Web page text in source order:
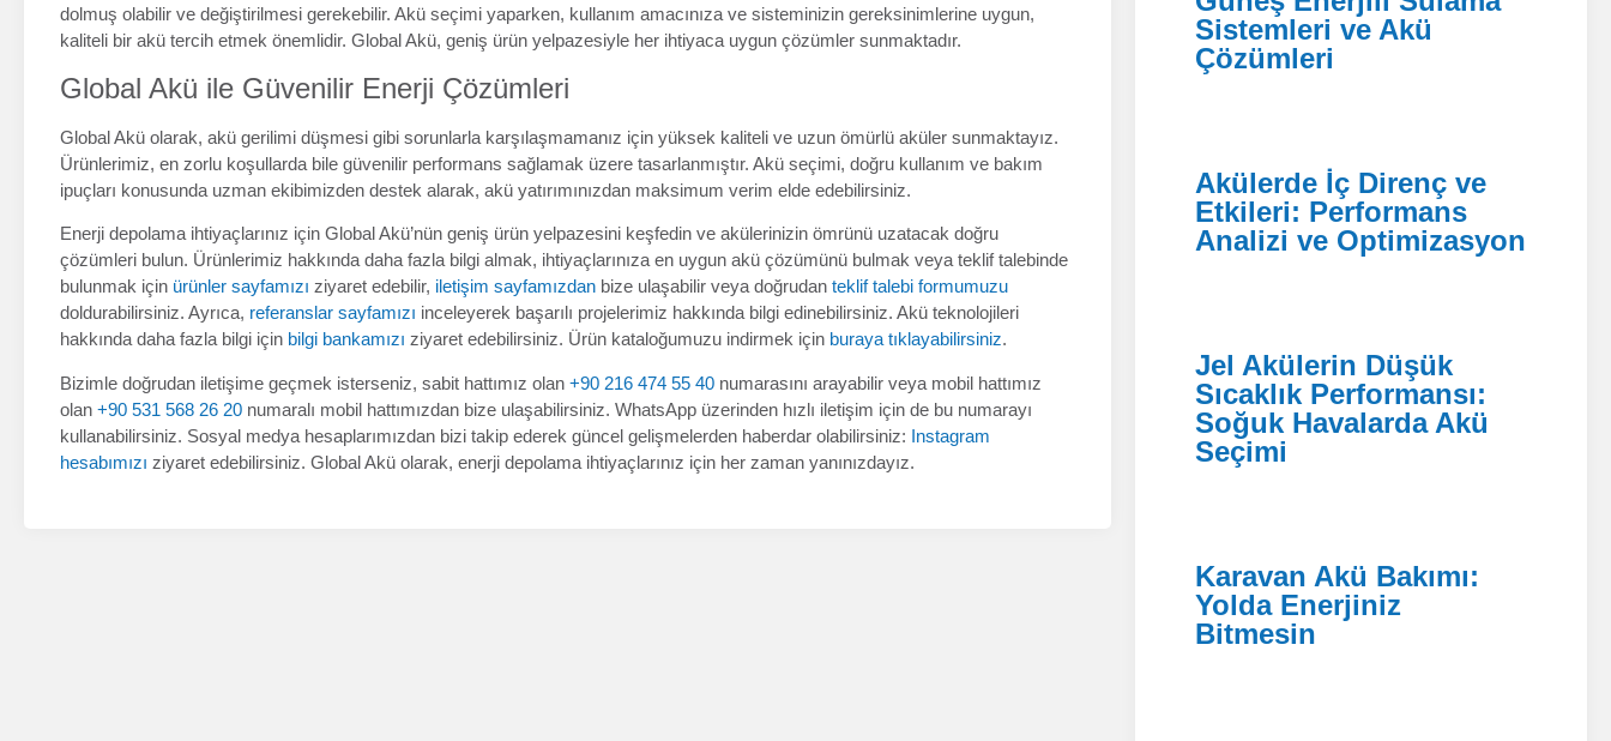
dolmuş olabilir ve değiştirilmesi gerekebilir. Akü seçimi yaparken, kullanım amacınıza ve sisteminizin gereksinimlerine uygun,
kaliteli bir akü tercih etmek önemlidir. Global Akü, geniş ürün yelpazesiyle her ihtiyaca uygun çözümler sunmaktadır.
Global Akü ile Güvenilir Enerji Çözümleri
Global Akü olarak, akü gerilimi düşmesi gibi sorunlarla karşılaşmamanız için yüksek kaliteli ve uzun ömürlü aküler sunmaktayız.
Ürünlerimiz, en zorlu koşullarda bile güvenilir performans sağlamak üzere tasarlanmıştır. Akü seçimi, doğru kullanım ve bakım
ipuçları konusunda uzman ekibimizden destek alarak, akü yatırımınızdan maksimum verim elde edebilirsiniz.
Enerji depolama ihtiyaçlarınız için Global Akü’nün geniş ürün yelpazesini keşfedin ve akülerinizin ömrünü uzatacak doğru
çözümleri bulun. Ürünlerimiz hakkında daha fazla bilgi almak, ihtiyaçlarınıza en uygun akü çözümünü bulmak veya teklif talebinde
bulunmak için ürünler sayfamızı ziyaret edebilir, iletişim sayfamızdan bize ulaşabilir veya doğrudan teklif talebi formumuzu
doldurabilirsiniz. Ayrıca, referanslar sayfamızı inceleyerek başarılı projelerimiz hakkında bilgi edinebilirsiniz. Akü teknolojileri
hakkında daha fazla bilgi için bilgi bankamızı ziyaret edebilirsiniz. Ürün kataloğumuzu indirmek için buraya tıklayabilirsiniz.
Bizimle doğrudan iletişime geçmek isterseniz, sabit hattımız olan +90 216 474 55 40 numarasını arayabilir veya mobil hattımız
olan +90 531 568 26 20 numaralı mobil hattımızdan bize ulaşabilirsiniz. WhatsApp üzerinden hızlı iletişim için de bu numarayı
kullanabilirsiniz. Sosyal medya hesaplarımızdan bizi takip ederek güncel gelişmelerden haberdar olabilirsiniz: Instagram
hesabımızı ziyaret edebilirsiniz. Global Akü olarak, enerji depolama ihtiyaçlarınız için her zaman yanınızdayız.
Sistemleri ve Akü
Çözümleri
Akülerde İç Direnç ve
Etkileri: Performans
Analizi ve Optimizasyon
Jel Akülerin Düşük
Sıcaklık Performansı:
Soğuk Havalarda Akü
Seçimi
Karavan Akü Bakımı:
Yolda Enerjiniz
Bitmesin